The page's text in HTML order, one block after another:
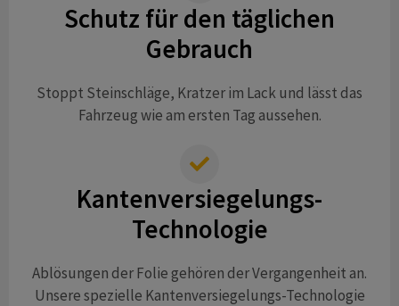
Schutz für den täglichen
Gebrauch
Stoppt Steinschläge, Kratzer im Lack und lässt das
Fahrzeug wie am ersten Tag aussehen.
Kantenversiegelungs-
Technologie
Ablösungen der Folie gehören der Vergangenheit an.
Unsere spezielle Kantenversiegelungs-Technologie